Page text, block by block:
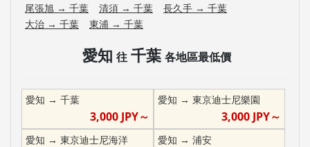
尾張旭 → 千葉 清須 → 千葉 長久手 → 千葉
大治 → 千葉 東浦 → 千葉
愛知 往 千葉 各地區最低價
愛知 → 千葉
3,000JPY～
愛知 → 東京迪士尼樂園
3,000 JPY～
愛知 → 東京迪士尼海洋 愛知 → 浦安